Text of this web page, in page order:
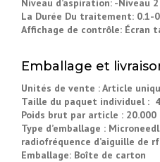
Niveau d’aspiration: -Niveau 2
La Durée Du traitement: 0.1-
Affichage de contrôle: Écran
Emballage et
Unités de vente : Article
Taille du paquet individuel :
Poids brut par article : 20.000
Type d’emballage :
radiofréquence d’aiguille de
Emballage: Boîte de carton